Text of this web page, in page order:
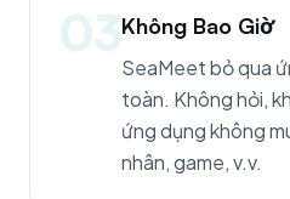
03Không Bao Giờ
SeaMeet bỏ qua
toàn. Không hỏi,
ứng dụng không
nhân, game, v.v.